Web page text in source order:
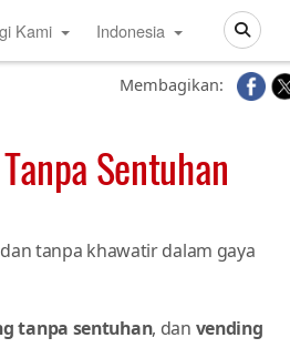
Search
Kami Indonesia
Membagikan:
Sentuhan
tanpa khawatir dalam gaya
tanpa sentuhan, dan vending